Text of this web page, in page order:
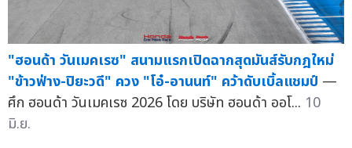
"ฮอนด้า วันเมคเรซ" สนามแรกเปิดฉากสุดมันส์รับกฎใหม่
"ข้าวฟ่าง-ปิยะวดี" ควง "โอ๋-อานนท์" คว้าดับเบิ้ลแชมป์ —
ศึก ฮอนด้า วันเมคเรซ 2026 โดย บริษัท ฮอนด้า ออโ... 10
มิ.ย.